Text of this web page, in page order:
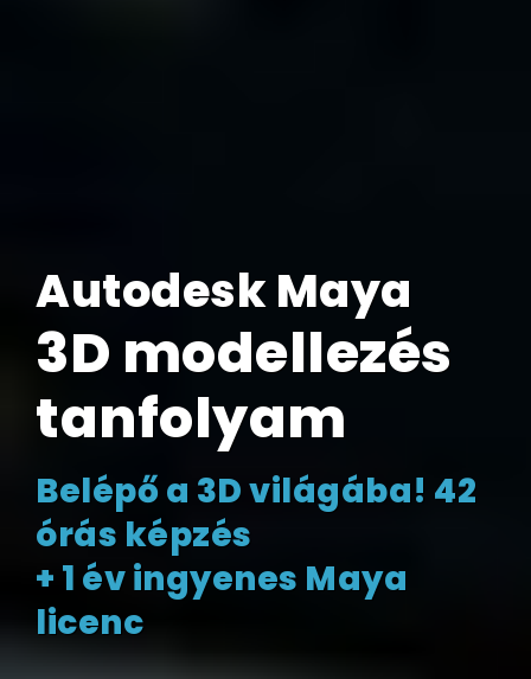
Autodesk Maya
3D modellezés
tanfolyam
Belépő a 3D világába! 42
órás képzés
+ 1 év ingyenes Maya
licenc